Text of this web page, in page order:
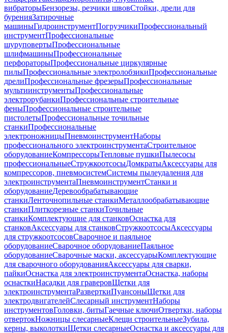
вибраторыБензорезы, резчики швовСтойки, дрели для
буренияЗатирочные
машиныГидроинструментПогрузчикиПрофессиональный
инструментПрофессиональные
шуруповертыПрофессиональные
шлифмашиныПрофессиональные
перфораторыПрофессиональные циркулярные
пилыПрофессиональные электролобзикиПрофессиональные
дрелиПрофессиональные фрезерыПрофессиональные
мультиинструментыПрофессиональные
электрорубанкиПрофессиональные строительные
феныПрофессиональные строительные
пистолетыПрофессиональные точильные
станкиПрофессиональные
электроножницыПневмоинструментНаборы
профессионального электроинструментаСтроительное
оборудованиеКомпрессорыТепловые пушкиПылесосы
профессиональныеСтружкоотсосыДомкратыАксессуары для
компрессоров, пневмосистемСистемы пылеудаления для
электроинструментаПневмоинструментСтанки и
оборудованиеДеревообрабатывающие
станкиЛенточнопильные станкиМеталлообрабатывающие
станкиПлиткорезные станкиТочильные
станкиКомплектующие для станковОснастка для
станковАксессуары для станковСтружкоотсосыАксессуары
для стружкоотсосовСварочное и паяльное
оборудованиеСварочное оборудованиеПаяльное
оборудованиеСварочные маски, аксессуарыКомплектующие
для сварочного оборудованияАксессуары для сварки,
пайкиОснастка для электроинструментаОснастка, наборы
оснасткиНасадки для граверовЩетки для
электроинструментаРазверткиПуансоныЩетки для
электродвигателейСлесарный инструментНаборы
инструментовГоловки, битыГаечные ключиОтвертки, наборы
отвертокНожницы слесарныеКлещи строительныеЗубила,
керны, выколоткиЩетки слесарныеОснастка и аксессуары для